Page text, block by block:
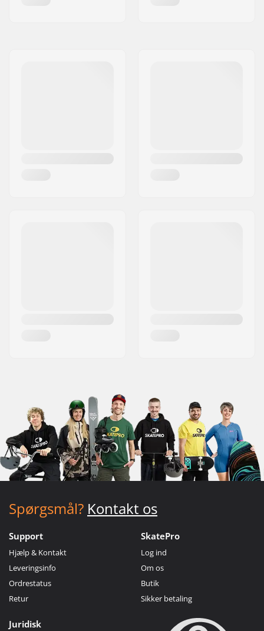
Spørgsmål? Kontakt os
Support
Hjælp & Kontakt
Leveringsinfo
Ordrestatus
Retur
SkatePro
Log ind
Om os
Butik
Sikker betaling
Juridisk